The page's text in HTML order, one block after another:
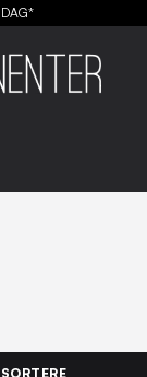
DAG*
SORTERE